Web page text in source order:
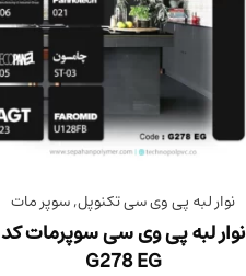
نوار لبه پی وی سی تکنوپل,سوپر مات
نوار لبه پی وی سی سوپرمات کد
G278 EG